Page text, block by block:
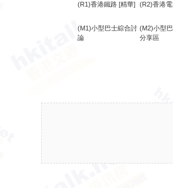
(R1)香港鐵路 [精華] (R2)香港
(M1)小型巴士綜合討
論
(M2)小型
分享區